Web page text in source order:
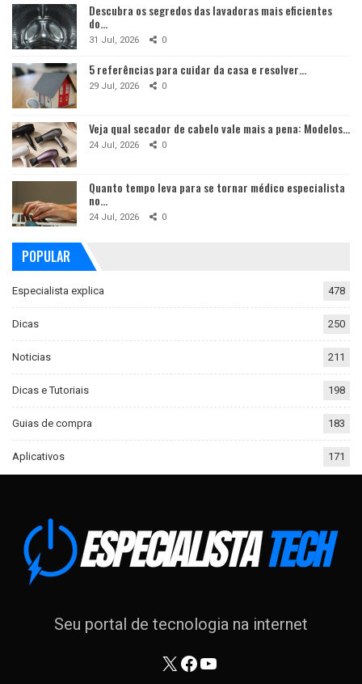
Descubra os segredos das lavadoras mais eficientes
do…
31 Jul, 2026 0
5 referências para cuidar da casa e resolver…
29 Jul, 2026 0
Veja qual secador de cabelo vale mais a pena: Modelos…
24 Jul, 2026 0
Quanto tempo leva para se tornar médico especialista
no…
24 Jul, 2026 0
POPULAR
Especialista explica 478
Dicas 250
Noticias 211
Dicas e Tutoriais 198
Guias de compra 183
Aplicativos 171
Seu portal de tecnologia na internet
X Facebook
Youtube